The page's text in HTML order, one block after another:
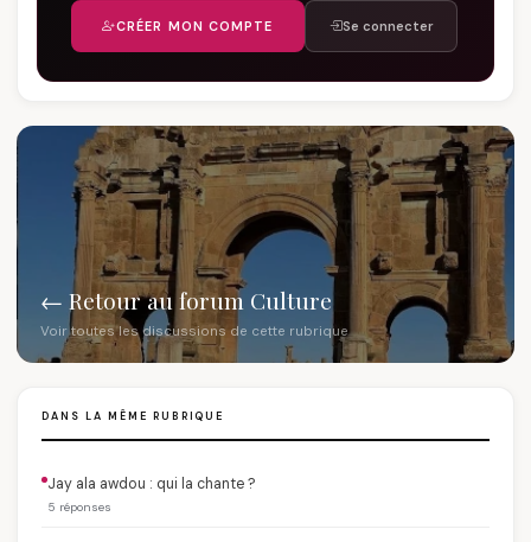
CRÉER MON COMPTE Se connecter
← Retour au forum Culture
Voir toutes les discussions de cette rubrique
DANS LA MÊME RUBRIQUE
Jay ala awdou : qui la chante ?
5 réponses